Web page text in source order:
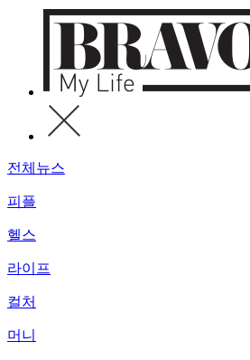
전체뉴스
피플
헬스
라이프
컬처
머니